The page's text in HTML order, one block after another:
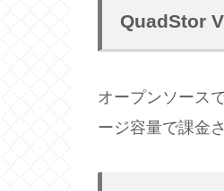
QuadStor
オープンソース
ージ容量で課金